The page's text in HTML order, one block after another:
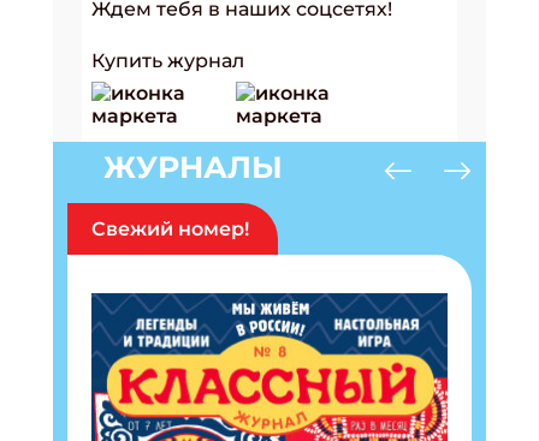
Ждем тебя в наших соцсетях!
Купить журнал
ЖУРНАЛЫ
Свежий номер!